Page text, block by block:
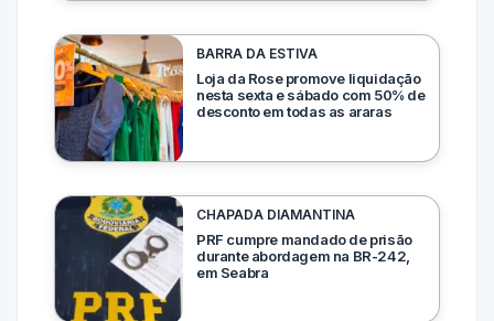
BARRA DA ESTIVA
Loja da Rose promove liquidação
nesta sexta e sábado com 50% de
desconto em todas as araras
CHAPADA DIAMANTINA
PRF cumpre mandado de prisão
durante abordagem na BR-242,
em Seabra